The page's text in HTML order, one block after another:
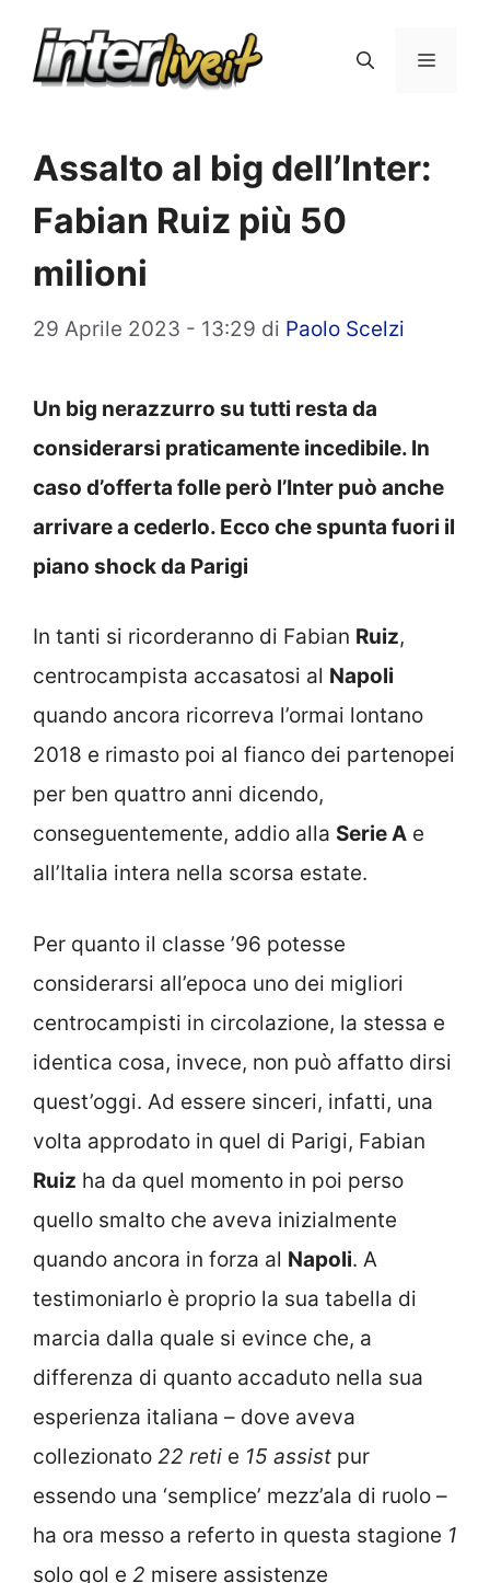
Menu
Assalto al big dell’Inter:
Fabian Ruiz più 50
milioni
29 Aprile 2023 - 13:29 di Paolo Scelzi
Un big nerazzurro su tutti resta da
considerarsi praticamente incedibile. In
caso d’offerta folle però l’Inter può anche
arrivare a cederlo. Ecco che spunta fuori il
piano shock da Parigi
In tanti si ricorderanno di Fabian Ruiz,
centrocampista accasatosi al Napoli
quando ancora ricorreva l’ormai lontano
2018 e rimasto poi al fianco dei partenopei
per ben quattro anni dicendo,
conseguentemente, addio alla Serie A e
all’Italia intera nella scorsa estate.
Per quanto il classe ’96 potesse
considerarsi all’epoca uno dei migliori
centrocampisti in circolazione, la stessa e
identica cosa, invece, non può affatto dirsi
quest’oggi. Ad essere sinceri, infatti, una
volta approdato in quel di Parigi, Fabian
Ruiz ha da quel momento in poi perso
quello smalto che aveva inizialmente
quando ancora in forza al Napoli. A
testimoniarlo è proprio la sua tabella di
marcia dalla quale si evince che, a
differenza di quanto accaduto nella sua
esperienza italiana – dove aveva
collezionato 22 reti e 15 assist pur
essendo una ‘semplice’ mezz’ala di ruolo –
ha ora messo a referto in questa stagione 1
solo gol e 2 misere assistenze